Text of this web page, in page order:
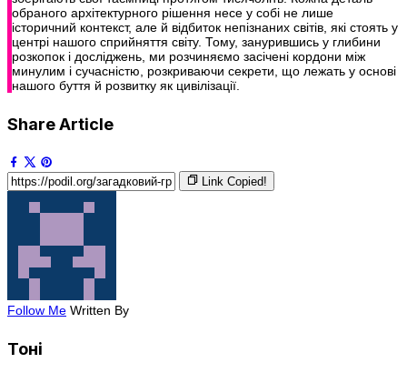
обраного архітектурного рішення несе у собі не лише
історичний контекст, але й відбиток непізнаних світів, які стоять у
центрі нашого сприйняття світу. Тому, занурившись у глибини
розкопок і досліджень, ми розчиняємо засічені кордони між
минулим і сучасністю, розкриваючи секрети, що лежать у основі
нашого буття й розвитку як цивілізації.
Share Article
Link Copied!
Follow Me Written By
Тоні